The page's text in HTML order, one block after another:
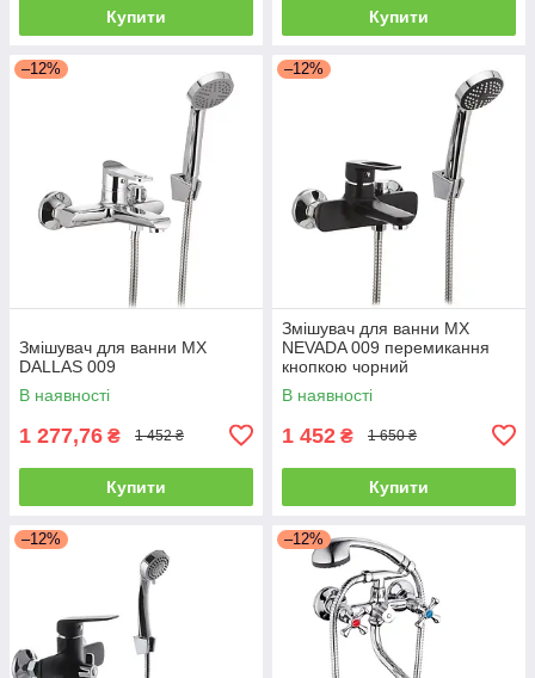
Купити Купити
–12%
Змішувач для ванни MX
DALLAS 009
В наявності
1 277,76 ₴ 1 452 ₴
Купити
–12%
Змішувач для ванни MX
NEVADA 009 перемикання
кнопкою чорний
В наявності
1 452 ₴ 1 650 ₴
Купити
–12% –12%